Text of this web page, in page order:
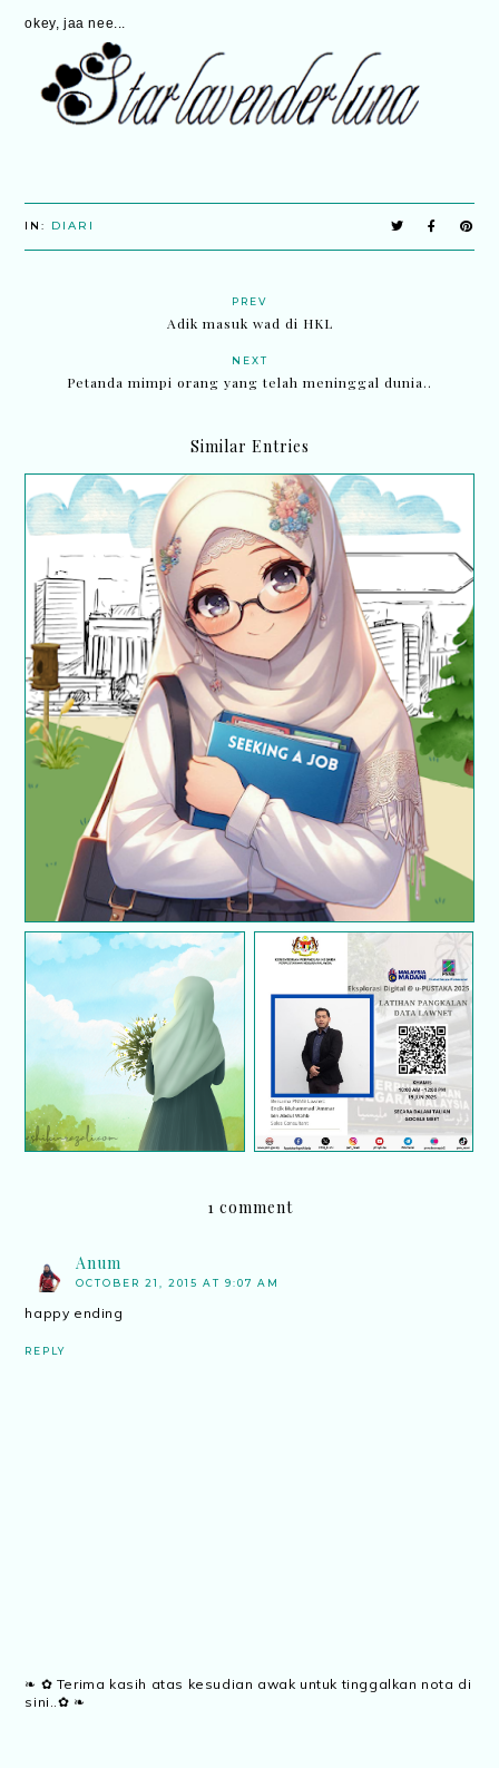
okey, jaa nee...
IN: DIARI
PREV
Adik masuk wad di HKL
NEXT
Petanda mimpi orang yang telah meninggal dunia..
Similar Entries
Iklan Jawatan Kosong Perpustakaan Desa
Perpustakaan Negara Malaysia
Satu Pengalaman:
Hilang, doa dan
tawakal, akhirnya
dijumpai semula!
EKSPLORASI DIGITAL
@ U-PUSTAKA 2025:
LATIHAN PANGKALAN
DATA LAWNET
1 comment
Anum
OCTOBER 21, 2015 AT 9:07 AM
happy ending
REPLY
❧ ✿ Terima kasih atas kesudian awak untuk tinggalkan nota di
sini..✿ ❧